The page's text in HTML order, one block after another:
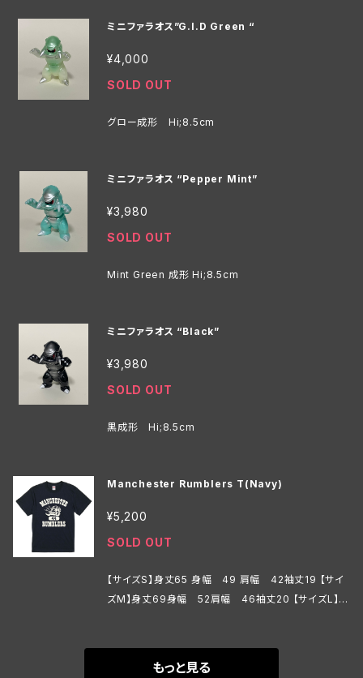
ミニファラオス”G.I.D Green “
¥4,000
SOLD OUT
グロー成形 Hi;8.5cm
ミニファラオス “Pepper Mint”
¥3,980
SOLD OUT
Mint Green 成形 Hi;8.5cm
ミニファラオス “Black”
¥3,980
SOLD OUT
黒成形 Hi;8.5cm
Manchester Rumblers T(Navy)
¥5,200
SOLD OUT
【サイズS】身丈65 身幅 49 肩幅 42袖丈19 【サイ
ズM】身丈69身幅 52肩幅 46袖丈20 【サイズL】身
もっと見る